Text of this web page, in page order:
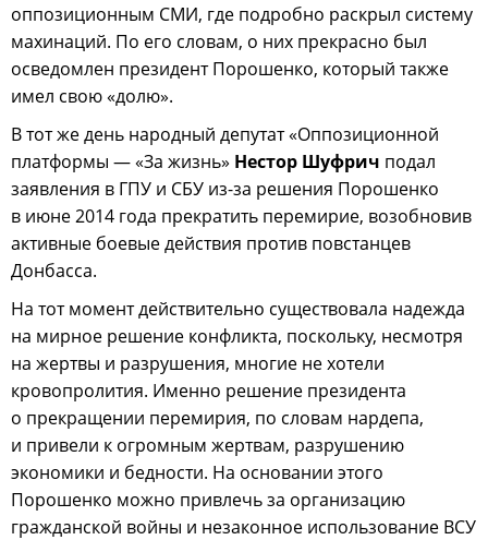
оппозиционным СМИ, где подробно раскрыл систему
махинаций. По его словам, о них прекрасно был
осведомлен президент Порошенко, который также
имел свою «долю».
В тот же день народный депутат «Оппозиционной
платформы — «За жизнь» Нестор Шуфрич подал
заявления в ГПУ и СБУ из-за решения Порошенко
в июне 2014 года прекратить перемирие, возобновив
активные боевые действия против повстанцев
Донбасса.
На тот момент действительно существовала надежда
на мирное решение конфликта, поскольку, несмотря
на жертвы и разрушения, многие не хотели
кровопролития. Именно решение президента
о прекращении перемирия, по словам нардепа,
и привели к огромным жертвам, разрушению
экономики и бедности. На основании этого
Порошенко можно привлечь за организацию
гражданской войны и незаконное использование ВСУ